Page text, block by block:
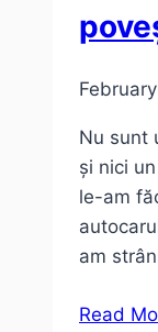
Nu sunt
și nici
le-am
am
Read